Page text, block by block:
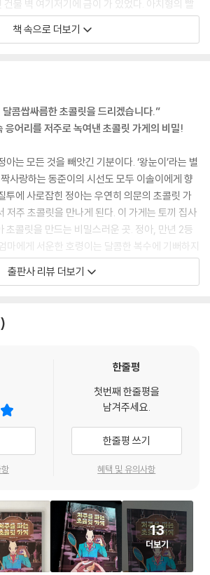
건물 벽 여기저기에 금이 가 있었다. 아치형의 빨
주황빛 등불이 매달려 힘없이 좌우로 흔들거렸
걱거리는 소리를 내며 열렸다. 열린 문틈 사이로
거리며 끓어올랐다.
어오려고 한 건 아닌데 초콜릿 냄새가 너무 달콤
했다.
서는 자리를 비우셨거든요. 저는 그저 그분을 모
일 뿐이지요. 그러니 너무 놀라지 마십시오.”
다. 그걸 보고 토끼 집사가 말했다.
방금 털어놓은 고민도 깔끔히 해결될 겁니다.”
틀어막고 뒷걸음치며 이솔이를 바라보았다. 마
럼 두려워하면서 말이다.
자신의 얼굴을 들여다보았다.
책 속으로 더보기
콤쌉싸름한 초콜릿을 드리겠습니다.”
응어리를 저주로 녹여낸 초콜릿 가게의 비밀!
아는 모든 것을 빼앗긴 기분이다. ‘왕눈이’라는 별
사랑하는 동준이의 시선도 모두 이솔이에게 향
투에 사로잡힌 정아는 우연히 의문의 초콜릿 가
저주 초콜릿을 만나게 된다. 이 가게는 토끼 집사
초콜릿을 만드는 비밀스러운 곳. 정아, 만년 2등
마에게 서운한 호령이는 달콤한 복수에 기뻐하지
마주한다. 과연 세 아이는 저주에서 벗어날 수
아이들을 위한 미스터리 판타지 동화
》는 이처럼 독특한 설정을 가지고 있는 신기하고
게 되는 동화이기도 하다. 세 주인공 모두 누군가
어떻게 해야 할지 몰라 자신에게 익숙한 방식으
도 마찬가지다. 그리고 처음 느껴 보는 나쁜 마음
하던 아이들이 초콜릿 가게의 냄비에 불만을 쏟아
’으로 바뀌는 장면은 사소한 불만이라고 꾹꾹 누
등감 같은 부정적 감정을 건강히 다루기 위한
의 ‘초등 사회정서교육(SEL)’ 동화!
감정의 파괴력을 보여 주는 동시에 관계에서 흔
출판사 리뷰 더보기
한줄평
첫번째 한줄평을
남겨주세요.
한줄평 쓰기
혜택 및 유의사항
13
더보기